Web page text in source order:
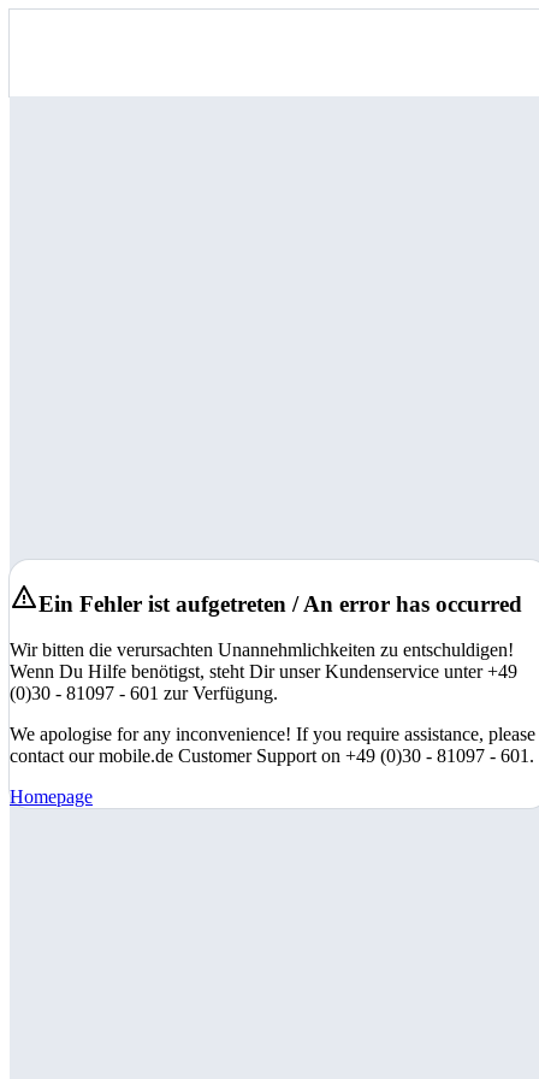
Ein Fehler ist aufgetreten / An error has occurred
Wir bitten die verursachten Unannehmlichkeiten zu entschuldigen!
Wenn Du Hilfe benötigst, steht Dir unser Kundenservice unter +49
(0)30 - 81097 - 601 zur Verfügung.
We apologise for any inconvenience! If you require assistance, please
contact our mobile.de Customer Support on +49 (0)30 - 81097 - 601.
Homepage